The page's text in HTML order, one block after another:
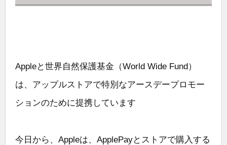
Appleと世界自然保護基金（World Wide Fund）
は、アップルストアで特別なアースデープロモー
ションのために提携しています
今日から、Appleは、ApplePayとストアで購入する